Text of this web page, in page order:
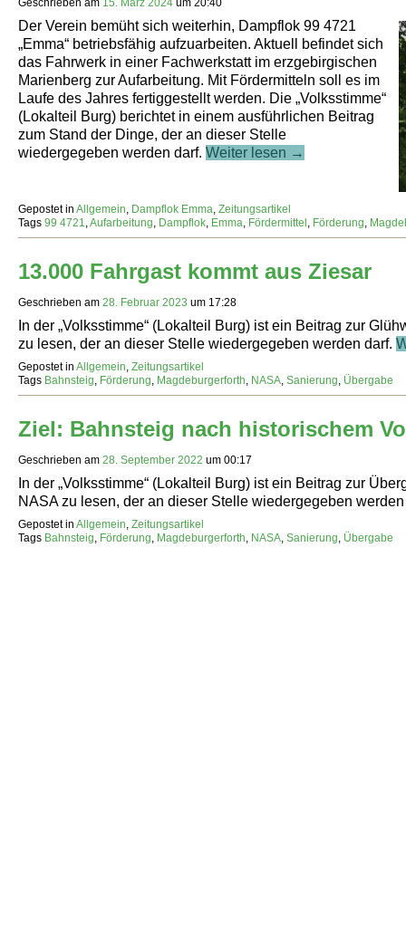
Geschrieben am 15. März 2024 um 20:40
Der Verein bemüht sich weiterhin, Dampflok 99 4721
„Emma“ betriebsfähig aufzuarbeiten. Aktuell befindet sich
das Fahrwerk in einer Fachwerkstatt im erzgebirgischen
Marienberg zur Aufarbeitung. Mit Fördermitteln soll es im
Laufe des Jahres fertiggestellt werden. Die „Volksstimme“
(Lokalteil Burg) berichtet in einem ausführlichen Beitrag
zum Stand der Dinge, der an dieser Stelle
wiedergegeben werden darf. Weiter lesen →
Gepostet in Allgemein, Dampflok Emma, Zeitungsartikel
Tags 99 4721,Aufarbeitung, Dampflok, Emma, Fördermittel , Förderung,
13.000 Fahrgast kommt aus Ziesar
Geschrieben am 28. Februar 2023 um 17:28
In der „Volksstimme“ (Lokalteil Burg) ist ein Beitrag zur
zu lesen, der an dieser Stelle wiedergegeben werden darf.
Gepostet in Allgemein, Zeitungsartikel
Tags Bahnsteig, Förderung, Magdeburgerforth, NASA, Sanierung, Übergabe
Ziel: Bahnsteig nach historischem
Geschrieben am 28. September 2022 um 00:17
In der „Volksstimme“ (Lokalteil Burg) ist ein Beitrag zur
NASA zu lesen, der an dieser Stelle wiedergegeben
Gepostet in Allgemein, Zeitungsartikel
Tags Bahnsteig, Förderung, Magdeburgerforth, NASA, Sanierung, Übergabe